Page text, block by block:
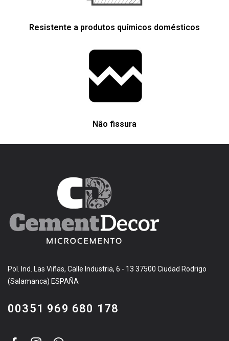
Resistente a produtos químicos domésticos
Nâo fissura
Pol. Ind. Las Viñas, Calle Industria, 6 - 13 37500 Ciudad Rodrigo
(Salamanca) ESPAÑA
00351 969 680 178